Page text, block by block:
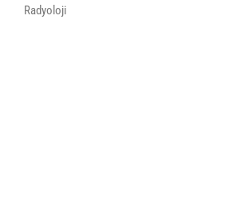
Radyoloji